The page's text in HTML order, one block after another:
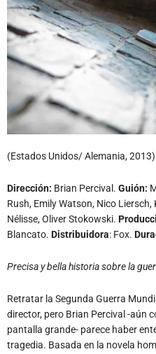
(Estados Unidos/ Alemania, 2013)
Dirección: Brian Percival. Guión:
Rush, Emily Watson, Nico
Nélisse, Oliver Stokowski.
Blancato. Distribuidora: Fox.
Precisa y bella historia sobre la
Retratar la Segunda Guerra
director, pero Brian Percival -aún
pantalla grande- parece haber
tragedia. Basada en la novela